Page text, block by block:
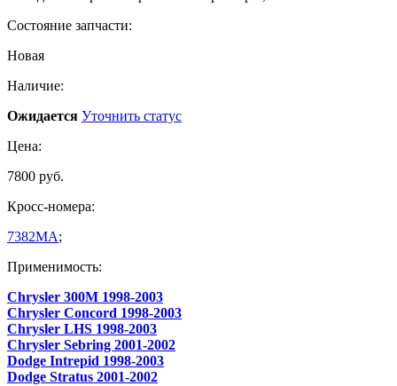
Состояние запчасти:
Новая
Наличие:
Ожидается Уточнить статус
Цена:
7800 руб.
Кросс-номера:
7382MA;
Применимость:
Chrysler 300M 1998-2003
Chrysler Concord 1998-2003
Chrysler LHS 1998-2003
Chrysler Sebring 2001-2002
Dodge Intrepid 1998-2003
Dodge Stratus 2001-2002